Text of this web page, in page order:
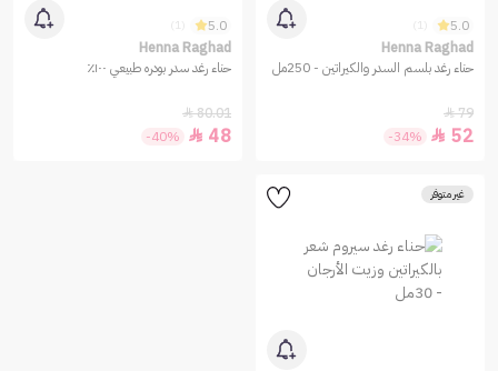
5.0
Henna Raghad
حناء رغد بلسم السدر والكيراتين - 250مل
79

52

-34%
5.0
Henna Raghad
حناء رغد سدر بودره طبيعي ١٠٠٪
80.01

48

-40%
غير متوفر